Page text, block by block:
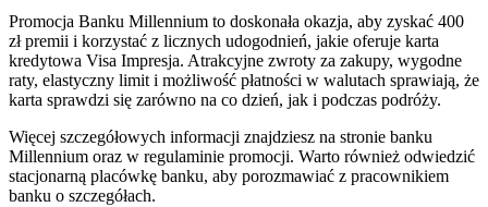
Promocja Banku Millennium to doskonała okazja, aby zyskać 400
zł premii i korzystać z licznych udogodnień, jakie oferuje karta
kredytowa Visa Impresja. Atrakcyjne zwroty za zakupy, wygodne
raty, elastyczny limit i możliwość płatności w walutach sprawiają, że
karta sprawdzi się zarówno na co dzień, jak i podczas podróży.
Więcej szczegółowych informacji znajdziesz na stronie banku
Millennium oraz w regulaminie promocji. Warto również odwiedzić
stacjonarną placówkę banku, aby porozmawiać z pracownikiem
banku o szczegółach.